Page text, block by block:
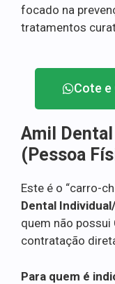
focado na
tratamentos
Cote
Amil
(Pessoa
Este é o “carro-
Dental
quem não possui
contratação
Para quem é